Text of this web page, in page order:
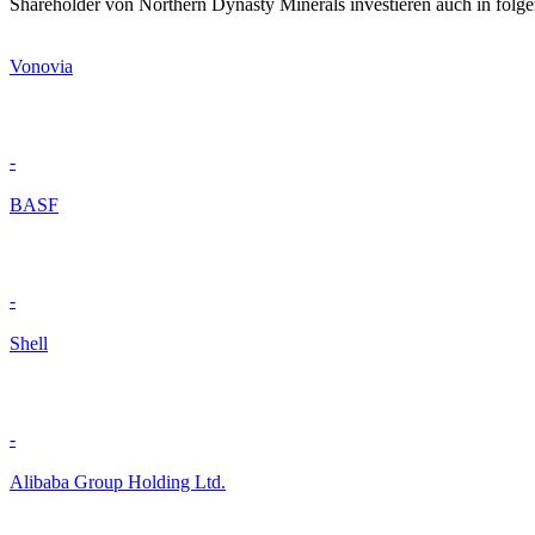
Shareholder von Northern Dynasty Minerals investieren auch in
Vonovia
-
BASF
-
Shell
-
Alibaba Group Holding Ltd.